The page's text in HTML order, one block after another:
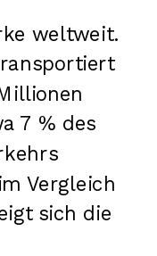
weltweit.
7 % des
Vergleich
sich die